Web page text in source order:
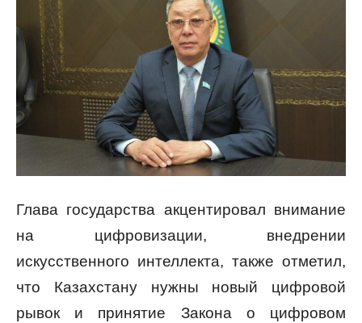
Глава государства акцентировал внимание
на цифровизации, внедрении
искусственного интеллекта, также отметил,
что Казахстану нужны новый цифровой
рывок и принятие Закона о цифровом